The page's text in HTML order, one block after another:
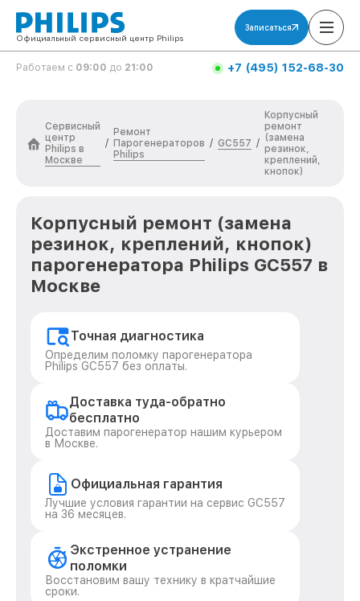
Официальный сервисный центр Philips
Записаться
Работаем с 09:00 до 21:00 +7 (495) 152-68-30
Сервисный
центр
Philips в
Москве
/
Ремонт
Парогенераторов
Philips
/ GC557 /
Корпусный
ремонт
(замена
резинок,
креплений,
кнопок)
Корпусный ремонт (замена
резинок, креплений, кнопок)
парогенератора Philips GC557 в
Москве
Точная диагностика
Определим поломку парогенератора
Philips GC557 без оплаты.
Доставка туда-обратно
бесплатно
Доставим парогенератор нашим курьером
в Москве.
Официальная гарантия
Лучшие условия гарантии на сервис GC557
на 36 месяцев.
Экстренное устранение
поломки
Восстановим вашу технику в кратчайшие
сроки.